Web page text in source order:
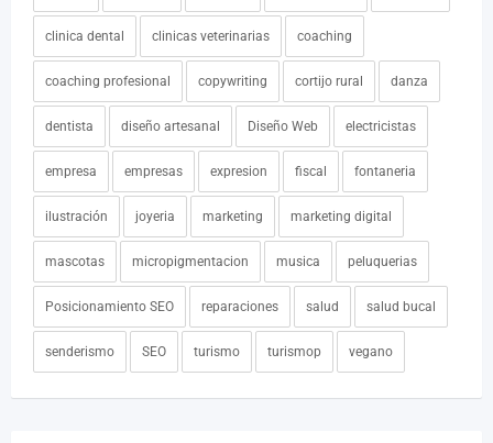
clinica dental clinicas veterinarias coaching
coaching profesional copywriting cortijo rural danza
dentista diseño artesanal Diseño Web electricistas
empresa empresas expresion fiscal fontaneria
ilustración joyeria marketing marketing digital
mascotas micropigmentacion musica peluquerias
Posicionamiento SEO reparaciones salud salud bucal
senderismo SEO turismo turismop vegano